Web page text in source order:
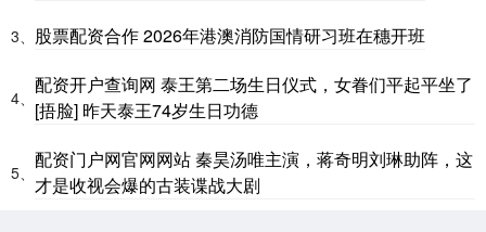
3、 股票配资合作 2026年港澳消防国情研习班在穗开班
4、
配资开户查询网 泰王第二场生日仪式，女眷们平起平坐了
[捂脸] 昨天泰王74岁生日功德
5、
配资门户网官网网站 秦昊汤唯主演，蒋奇明刘琳助阵，这
才是收视会爆的古装谍战大剧